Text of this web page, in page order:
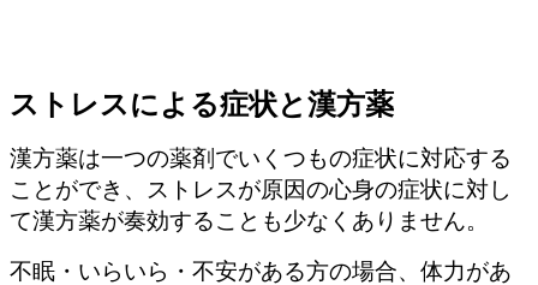
ストレスによる症状と漢方薬
漢方薬は一つの薬剤でいくつもの症状に対応する
ことができ、ストレスが原因の心身の症状に対し
て漢方薬が奏効することも少なくありません。
不眠・いらいら・不安がある方の場合、体力があ